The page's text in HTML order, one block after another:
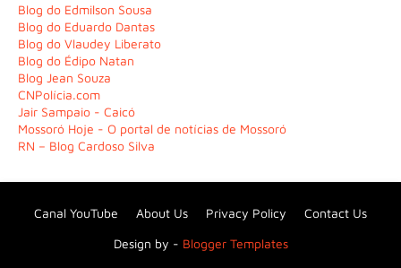
Blog do Edmilson Sousa
Blog do Eduardo Dantas
Blog do Vlaudey Liberato
Blog do Édipo Natan
Blog Jean Souza
CNPolícia.com
Jair Sampaio - Caicó
Mossoró Hoje - O portal de notícias de Mossoró
RN – Blog Cardoso Silva
Design by - Blogger Templates
Canal YouTube About Us Privacy Policy Contact Us